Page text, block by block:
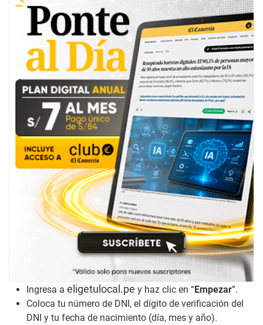
Ingresa a eligetulocal.pe y haz clic en “Empezar”.
Coloca tu número de DNI, el dígito de verificación del
DNI y tu fecha de nacimiento (día, mes y año).